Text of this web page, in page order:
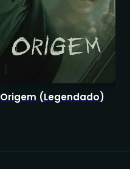
Origem (Legendado)